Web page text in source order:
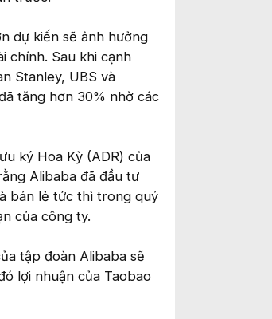
dự kiến sẽ ảnh hưởng
chính. Sau khi cạnh
Stanley, UBS và
tăng hơn 30% nhờ các
ký Hoa Kỳ (ADR) của
Alibaba đã đầu tư
bán lẻ tức thì trong quý
của công ty.
tập đoàn Alibaba sẽ
lợi nhuận của Taobao